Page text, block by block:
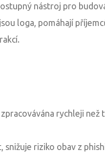
nástroj pro
loga, pomáhají
rychleji než
riziko obav z